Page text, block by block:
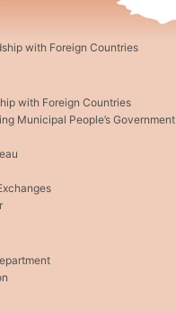
with Foreign Countries
with Foreign Countries
Municipal People’s Government